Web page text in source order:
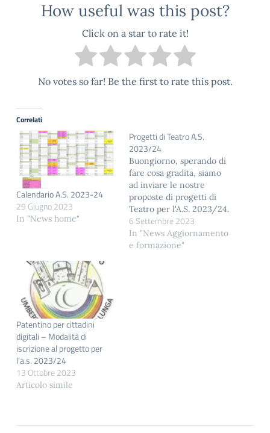
How useful was this post?
Click on a star to rate it!
No votes so far! Be the first to rate this post.
Correlati
Calendario A.S. 2023-24
29 Giugno 2023
In "News home"
Progetti di Teatro A.S.
2023/24
Buongiorno, sperando di
fare cosa gradita, siamo
ad inviare le nostre
proposte di progetti di
Teatro per l'A.S. 2023/24.
Per qualsiasi chiarimento
sulle modalità, la durata
e/o un confronto con i
6 Settembre 2023
In "News Aggiornamento
e formazione"
Patentino per cittadini
digitali – Modalità di
iscrizione al progetto per
l’a.s. 2023/24
13 Ottobre 2023
Articolo simile